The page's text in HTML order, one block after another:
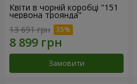
Квіти в чорній коробці "151
червона троянда"
13 691 грн
Замовити